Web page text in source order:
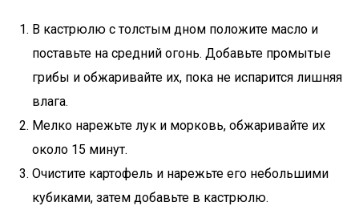
В кастрюлю с толстым дном положите масло и
поставьте на средний огонь. Добавьте промытые
грибы и обжаривайте их, пока не испарится лишняя
влага.
Мелко нарежьте лук и морковь, обжаривайте их
около 15 минут.
Очистите картофель и нарежьте его небольшими
кубиками, затем добавьте в кастрюлю.